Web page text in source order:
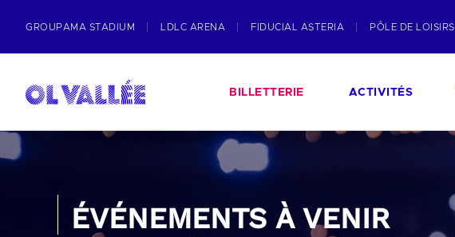
GROUPAMA STADIUM LDLC ARENA FIDUCIAL ASTERIA PÔLE DE LOISIRS
BILLETTERIE ACTIVITÉS
ÉVÉNEMENTS À VENIR